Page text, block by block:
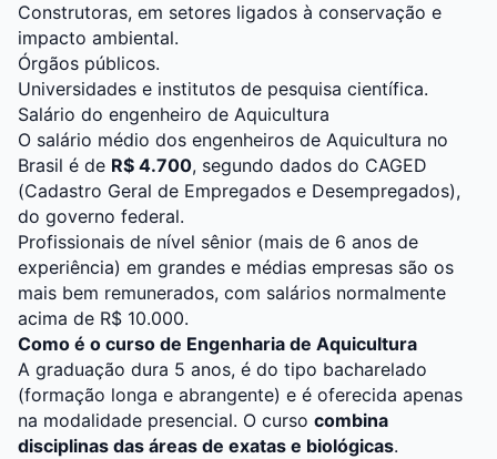
Construtoras, em setores ligados à conservação e
impacto ambiental.
Órgãos públicos.
Universidades e institutos de pesquisa científica.
Salário do engenheiro de Aquicultura
O salário médio dos engenheiros de Aquicultura no
Brasil é de R$ 4.700, segundo dados do CAGED
(Cadastro Geral de Empregados e Desempregados),
do governo federal.
Profissionais de nível sênior (mais de 6 anos de
experiência) em grandes e médias empresas são os
mais bem remunerados, com salários normalmente
acima de R$ 10.000.
Como é o curso de Engenharia de Aquicultura
A graduação dura 5 anos, é do tipo bacharelado
(formação longa e abrangente) e é oferecida apenas
na modalidade presencial. O curso combina
disciplinas das áreas de exatas e biológicas.